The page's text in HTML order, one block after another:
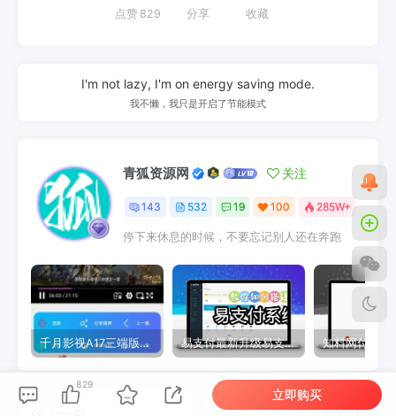
点赞 829 分享 收藏
I'm not lazy, I'm on energy saving mode.
我不懒，我只是开启了节能模式
青狐资源网 关注
143 532 19 100 285W+
停下来休息的时候，不要忘记别人还在奔跑
千月影视A17三端版本苹果安卓H5源码详细搭建教程视频 易支付最新升级易支付系统源码-全插件-长期更新新增功能
829
立即购买